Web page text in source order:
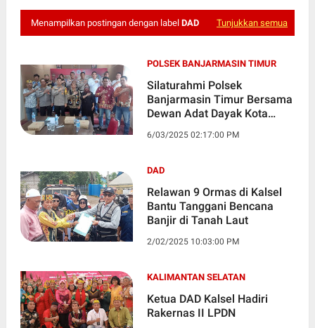
Menampilkan postingan dengan label DAD Tunjukkan semua
POLSEK BANJARMASIN TIMUR
Silaturahmi Polsek
Banjarmasin Timur Bersama
Dewan Adat Dayak Kota
6/03/2025 02:17:00 PM
DAD
Relawan 9 Ormas di Kalsel
Bantu Tanggani Bencana
Banjir di Tanah Laut
2/02/2025 10:03:00 PM
KALIMANTAN SELATAN
Ketua DAD Kalsel Hadiri
Rakernas II LPDN